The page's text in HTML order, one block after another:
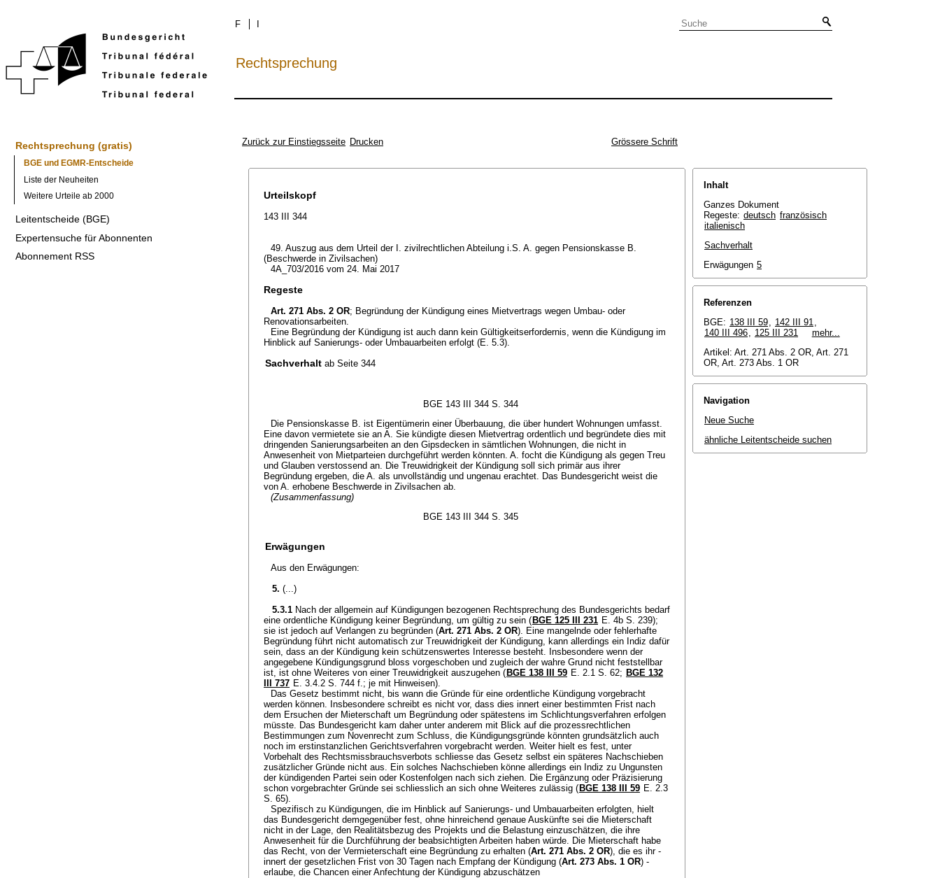
F
Rechtsprechung
Rechtsprechung (gratis)
BGE und EGMR-Entscheide
Liste der Neuheiten
Weitere Urteile ab 2000
Leitentscheide (BGE)
Expertensuche für Abonnenten
Abonnement RSS
Zurück zur Einstiegsseite Drucken Grössere Schrift
Urteilskopf
143 III 344
49. Auszug aus dem Urteil der I. zivilrechtlichen Abteilung i.S. A. gegen Pensionskasse B.
(Beschwerde in Zivilsachen)
4A_703/2016 vom 24. Mai 2017
Regeste
Art. 271 Abs. 2 OR; Begründung der Kündigung eines Mietvertrags wegen Umbau- oder
Renovationsarbeiten.
Eine Begründung der Kündigung ist auch dann kein Gültigkeitserfordernis, wenn die Kündigung im
Hinblick auf Sanierungs- oder Umbauarbeiten erfolgt (E. 5.3).
Sachverhalt ab Seite 344
BGE 143 III 344 S. 344
Die Pensionskasse B. ist Eigentümerin einer Überbauung, die über hundert Wohnungen umfasst.
Eine davon vermietete sie an A. Sie kündigte diesen Mietvertrag ordentlich und begründete dies mit
dringenden Sanierungsarbeiten an den Gipsdecken in sämtlichen Wohnungen, die nicht in
Anwesenheit von Mietparteien durchgeführt werden könnten. A. focht die Kündigung als gegen Treu
und Glauben verstossend an. Die Treuwidrigkeit der Kündigung soll sich primär aus ihrer
Begründung ergeben, die A. als unvollständig und ungenau erachtet. Das Bundesgericht weist die
von A. erhobene Beschwerde in Zivilsachen ab.
(Zusammenfassung)
BGE 143 III 344 S. 345
Erwägungen
Aus den Erwägungen:
5. (...)
5.3.1 Nach der allgemein auf Kündigungen bezogenen Rechtsprechung des Bundesgerichts bedarf
eine ordentliche Kündigung keiner Begründung, um gültig zu sein ( BGE 125 III 231 E. 4b S. 239);
sie ist jedoch auf Verlangen zu begründen (Art. 271 Abs. 2 OR). Eine mangelnde oder fehlerhafte
Begründung führt nicht automatisch zur Treuwidrigkeit der Kündigung, kann allerdings ein Indiz dafür
sein, dass an der Kündigung kein schützenswertes Interesse besteht. Insbesondere wenn der
angegebene Kündigungsgrund bloss vorgeschoben und zugleich der wahre Grund nicht feststellbar
ist, ist ohne Weiteres von einer Treuwidrigkeit auszugehen ( BGE 138 III 59 E. 2.1 S. 62; BGE 132
III 737 E. 3.4.2 S. 744 f.; je mit Hinweisen).
Das Gesetz bestimmt nicht, bis wann die Gründe für eine ordentliche Kündigung vorgebracht
werden können. Insbesondere schreibt es nicht vor, dass dies innert einer bestimmten Frist nach
dem Ersuchen der Mieterschaft um Begründung oder spätestens im Schlichtungsverfahren erfolgen
müsste. Das Bundesgericht kam daher unter anderem mit Blick auf die prozessrechtlichen
Bestimmungen zum Novenrecht zum Schluss, die Kündigungsgründe könnten grundsätzlich auch
noch im erstinstanzlichen Gerichtsverfahren vorgebracht werden. Weiter hielt es fest, unter
Vorbehalt des Rechtsmissbrauchsverbots schliesse das Gesetz selbst ein späteres Nachschieben
zusätzlicher Gründe nicht aus. Ein solches Nachschieben könne allerdings ein Indiz zu Ungunsten
der kündigenden Partei sein oder Kostenfolgen nach sich ziehen. Die Ergänzung oder Präzisierung
schon vorgebrachter Gründe sei schliesslich an sich ohne Weiteres zulässig ( BGE 138 III 59 E. 2.3
S. 65).
Spezifisch zu Kündigungen, die im Hinblick auf Sanierungs- und Umbauarbeiten erfolgten, hielt
das Bundesgericht demgegenüber fest, ohne hinreichend genaue Auskünfte sei die Mieterschaft
nicht in der Lage, den Realitätsbezug des Projekts und die Belastung einzuschätzen, die ihre
Anwesenheit für die Durchführung der beabsichtigten Arbeiten haben würde. Die Mieterschaft habe
das Recht, von der Vermieterschaft eine Begründung zu erhalten (Art. 271 Abs. 2 OR), die es ihr -
innert der gesetzlichen Frist von 30 Tagen nach Empfang der Kündigung (Art. 273 Abs. 1 OR) -
erlaube, die Chancen einer Anfechtung der Kündigung abzuschätzen
Inhalt
Ganzes Dokument
Regeste: deutsch französisch
italienisch
Sachverhalt
Erwägungen 5
Referenzen
BGE: 138 III 59, 142 III 91,
140 III 496, 125 III 231
mehr...
Artikel: Art. 271 Abs. 2 OR, Art. 271
OR, Art. 273 Abs. 1 OR
Navigation
Neue Suche
ähnliche Leitentscheide suchen